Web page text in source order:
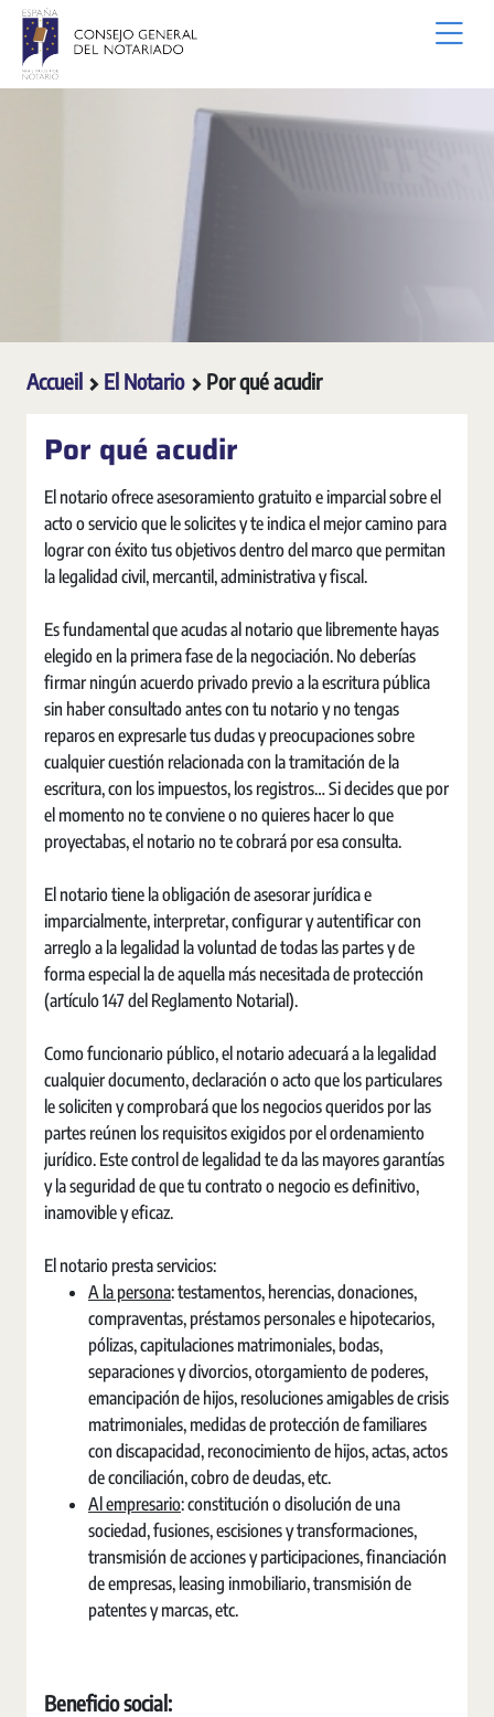
Saut au contenu principal
Accueil El Notario Por qué acudir
Por qué acudir
El notario ofrece asesoramiento gratuito e imparcial sobre el
acto o servicio que le solicites y te indica el mejor camino para
lograr con éxito tus objetivos dentro del marco que permitan
la legalidad civil, mercantil, administrativa y fiscal.
Es fundamental que acudas al notario que libremente hayas
elegido en la primera fase de la negociación. No deberías
firmar ningún acuerdo privado previo a la escritura pública
sin haber consultado antes con tu notario y no tengas
reparos en expresarle tus dudas y preocupaciones sobre
cualquier cuestión relacionada con la tramitación de la
escritura, con los impuestos, los registros… Si decides que por
el momento no te conviene o no quieres hacer lo que
proyectabas, el notario no te cobrará por esa consulta.
El notario tiene la obligación de asesorar jurídica e
imparcialmente, interpretar, configurar y autentificar con
arreglo a la legalidad la voluntad de todas las partes y de
forma especial la de aquella más necesitada de protección
(artículo 147 del Reglamento Notarial).
Como funcionario público, el notario adecuará a la legalidad
cualquier documento, declaración o acto que los particulares
le soliciten y comprobará que los negocios queridos por las
partes reúnen los requisitos exigidos por el ordenamiento
jurídico. Este control de legalidad te da las mayores garantías
y la seguridad de que tu contrato o negocio es definitivo,
inamovible y eficaz.
El notario presta servicios:
A la persona: testamentos, herencias, donaciones,
compraventas, préstamos personales e hipotecarios,
pólizas, capitulaciones matrimoniales, bodas,
separaciones y divorcios, otorgamiento de poderes,
emancipación de hijos, resoluciones amigables de crisis
matrimoniales, medidas de protección de familiares
con discapacidad, reconocimiento de hijos, actas, actos
de conciliación, cobro de deudas, etc.
Al empresario: constitución o disolución de una
sociedad, fusiones, escisiones y transformaciones,
transmisión de acciones y participaciones, financiación
de empresas, leasing inmobiliario, transmisión de
patentes y marcas, etc.
Beneficio social: